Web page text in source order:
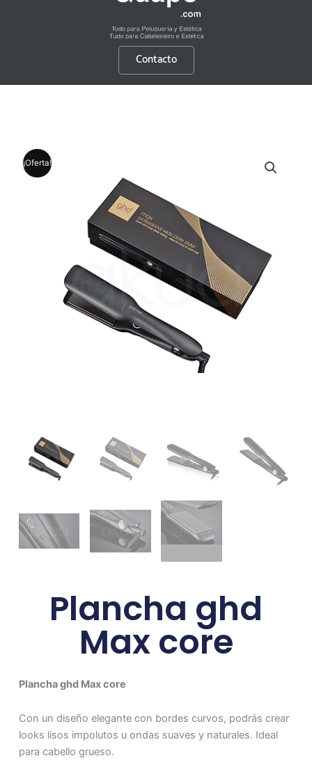
Contacto
¡Oferta!
Plancha ghd
Max core
Plancha ghd Max core
Con un diseño elegante con bordes curvos, podrás crear
looks lisos impolutos u ondas suaves y naturales. Ideal
para cabello grueso.